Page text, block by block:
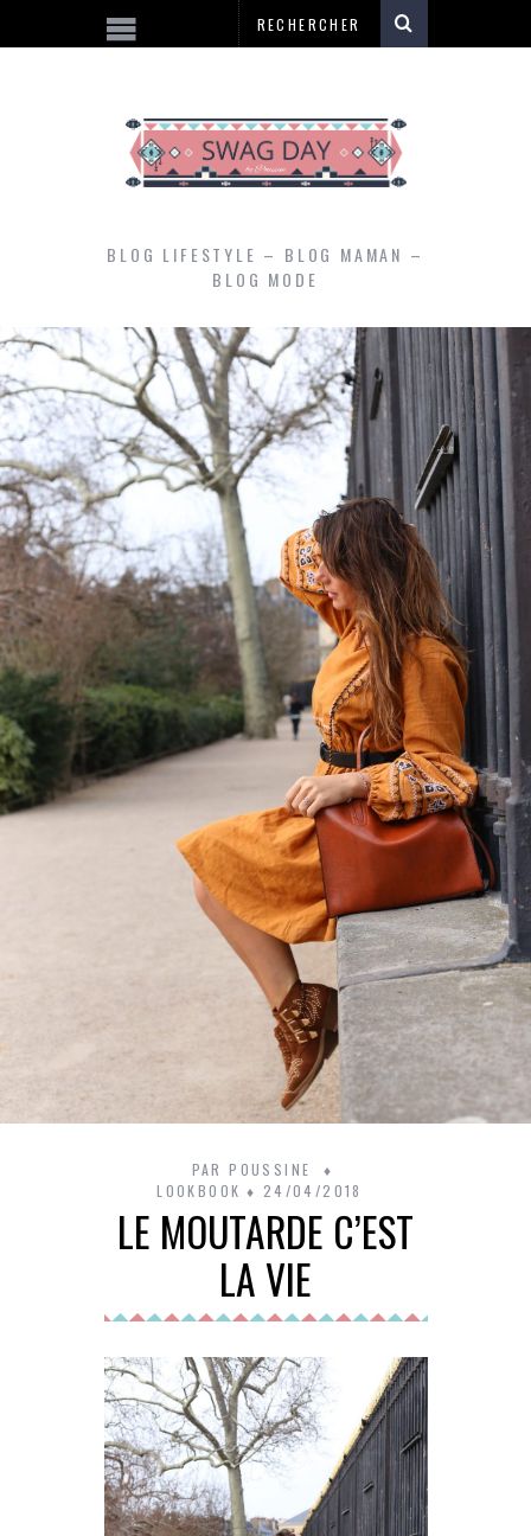
BLOG LIFESTYLE – BLOG MAMAN –
BLOG MODE
PAR POUSSINE
LOOKBOOK
24/04/2018
LE MOUTARDE C’EST
LA VIE